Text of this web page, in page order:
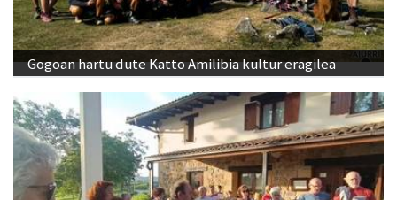
Gogoan hartu dute Katto Amilibia kultur eragilea